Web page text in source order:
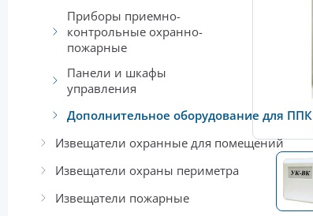
Приборы приемно-
контрольные охранно-
пожарные
Панели и шкафы
управления
Дополнительное оборудование для ППК
Извещатели охранные для помещений
Извещатели охраны периметра
Извещатели пожарные